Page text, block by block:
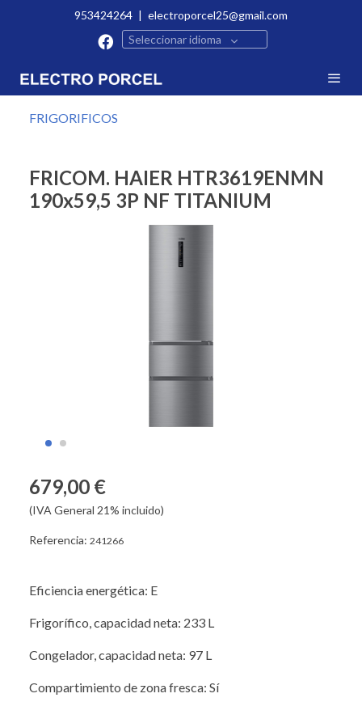
953424264 | electroporcel25@gmail.com
Seleccionar idioma
FRIGORIFICOS
FRICOM. HAIER HTR3619ENMN
190x59,5 3P NF TITANIUM
679,00 €
(IVA General 21% incluido)
Referencia: 241266
Eficiencia energética: E
Frigorífico, capacidad neta: 233 L
Congelador, capacidad neta: 97 L
Compartimiento de zona fresca: Sí